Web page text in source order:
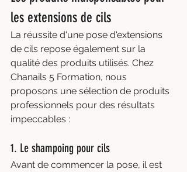
les extensions de cils
La réussite d'une pose d'extensions
de cils repose également sur la
qualité des produits utilisés. Chez
Chanails 5 Formation, nous
proposons une sélection de produits
professionnels pour des résultats
impeccables :
1. Le shampoing pour cils
Avant de commencer la pose, il est